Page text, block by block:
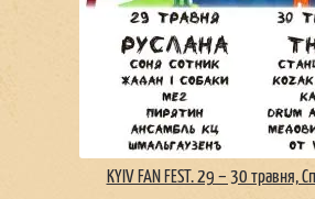
KYIV FAN FEST. 29 – 30 травня,